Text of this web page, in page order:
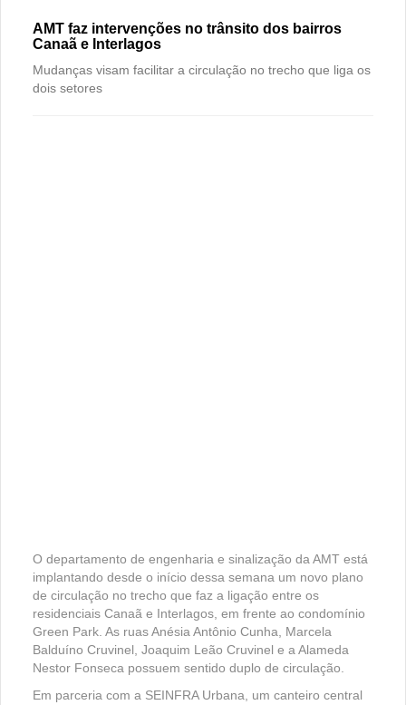
AMT faz intervenções no trânsito dos bairros
Canaã e Interlagos
Mudanças visam facilitar a circulação no trecho que liga os
dois setores
O departamento de engenharia e sinalização da AMT está
implantando desde o início dessa semana um novo plano
de circulação no trecho que faz a ligação entre os
residenciais Canaã e Interlagos, em frente ao condomínio
Green Park. As ruas Anésia Antônio Cunha, Marcela
Balduíno Cruvinel, Joaquim Leão Cruvinel e a Alameda
Nestor Fonseca possuem sentido duplo de circulação.
Em parceria com a SEINFRA Urbana, um canteiro central